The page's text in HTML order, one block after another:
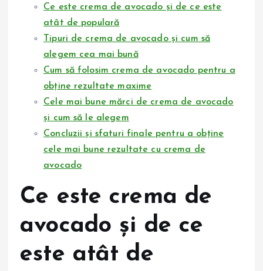
Ce este crema de avocado și de ce este
atât de populară
Tipuri de crema de avocado și cum să
alegem cea mai bună
Cum să folosim crema de avocado pentru a
obține rezultate maxime
Cele mai bune mărci de crema de avocado
și cum să le alegem
Concluzii și sfaturi finale pentru a obține
cele mai bune rezultate cu crema de
avocado
Ce este crema de
avocado și de ce
este atât de